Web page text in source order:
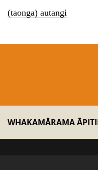
(taonga) autangi
WHAKAMĀRAMA